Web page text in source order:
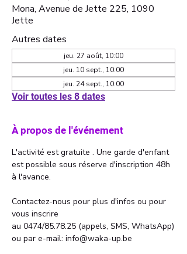
Mona, Avenue de Jette 225, 1090
Jette
Autres dates
jeu. 27 août, 10:00
jeu. 10 sept., 10:00
jeu. 24 sept., 10:00
Voir toutes les 8 dates
À propos de l'événement
L'activité est gratuite . Une garde d'enfant
est possible sous réserve d'inscription 48h
à l'avance.
Contactez-nous pour plus d'infos ou pour
vous inscrire
au 0474/85.78.25 (appels, SMS, WhatsApp)
ou par e-mail: info@waka-up.be